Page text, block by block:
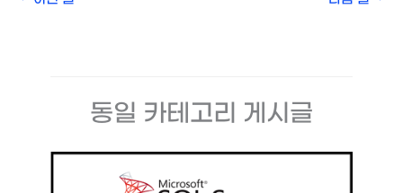
동일 카테고리 게시글